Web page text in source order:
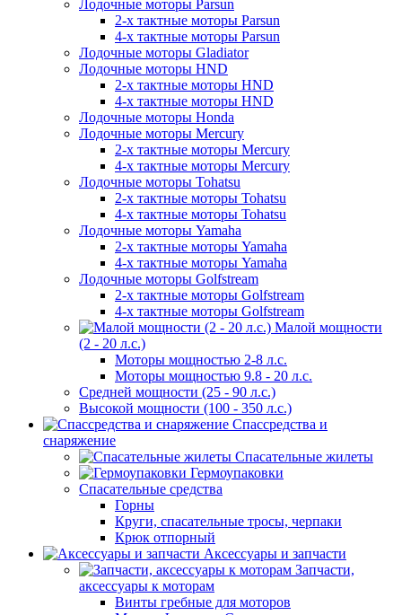
Лодочные моторы Parsun
2-х тактные моторы Parsun
4-х тактные моторы Parsun
Лодочные моторы Gladiator
Лодочные моторы HND
2-х тактные моторы HND
4-х тактные моторы HND
Лодочные моторы Honda
Лодочные моторы Mercury
2-х тактные моторы Mercury
4-х тактные моторы Mercury
Лодочные моторы Tohatsu
2-х тактные моторы Tohatsu
4-х тактные моторы Tohatsu
Лодочные моторы Yamaha
2-х тактные моторы Yamaha
4-х тактные моторы Yamaha
Лодочные моторы Golfstream
2-х тактные моторы Golfstream
4-х тактные моторы Golfstream
Малой мощности
(2 - 20 л.с.)
Моторы мощностью 2-8 л.с.
Моторы мощностью 9.8 - 20 л.с.
Средней мощности (25 - 90 л.с.)
Высокой мощности (100 - 350 л.с.)
Спассредства и
снаряжение
Спасательные жилеты
Гермоупаковки
Спасательные средства
Горны
Круги, спасательные тросы, черпаки
Крюк отпорный
Аксессуары и запчасти
Запчасти,
аксессуары к моторам
Винты гребные для моторов